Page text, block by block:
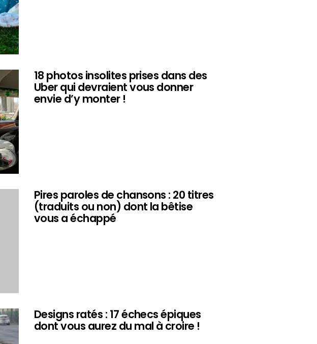
18 photos insolites prises dans des
Uber qui devraient vous donner
envie d’y monter !
Pires paroles de chansons : 20 titres
(traduits ou non) dont la bêtise
vous a échappé
Designs ratés : 17 échecs épiques
dont vous aurez du mal à croire !